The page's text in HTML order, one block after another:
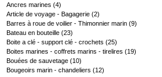
Ancres marines (4)
Article de voyage - Bagagerie (2)
Barres à roue de voilier - Thimonnier marin (9)
Bateau en bouteille (23)
Boite a clé - support clé - crochets (25)
Boites marines - coffrets marins - tirelires (19)
Bouées de sauvetage (10)
Bougeoirs marin - chandeliers (12)